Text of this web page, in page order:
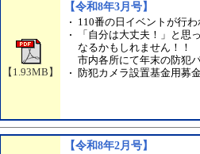
【1.93MB】
【令和8年3月号】
110番の日イベントが行
「自分は大丈夫！」と
なるかもしれません！！
市内各所にて年末の防犯
防犯カメラ設置基金用募
【令和8年2月号】